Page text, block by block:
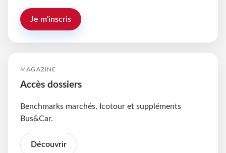
Je m'inscris
MAGAZINE
Accès dossiers
Benchmarks marchés, Icotour et suppléments
Bus&Car.
Découvrir